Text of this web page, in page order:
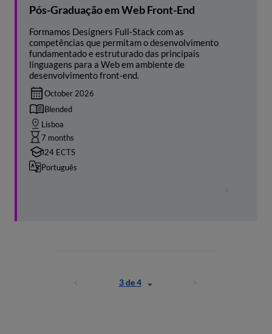
Pós-Graduação em Web Front-End
Formamos Designers Full-Stack com as
competências que permitam o desenvolvimento
fundamentado e estruturado das principais
linguagens para a Web em ambiente de
desenvolvimento front-end.
October 2026
Blended
Lisboa
7 months
24 ECTS
Português
3 de 4